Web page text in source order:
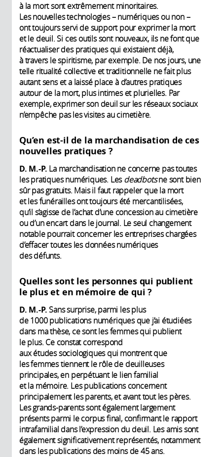
à la mort sont extrêmement minoritaires.
Les nouvelles technologies – numériques ou non –
ont toujours servi de support pour exprimer la mort
et le deuil. Si ces outils sont nouveaux, ils ne font que
réactualiser des pratiques qui existaient déjà,
à travers le spiritisme, par exemple. De nos jours, une
telle ritualité collective et traditionnelle ne fait plus
autant sens et a laissé place à d’autres pratiques
autour de la mort, plus intimes et plurielles. Par
exemple, exprimer son deuil sur les réseaux sociaux
n’empêche pas les visites au cimetière.
Qu’en est-il de la marchandisation de ces
nouvelles pratiques ?
D. M.-P. La marchandisation ne concerne pas toutes
les pratiques numériques. Lesdeadbotsne sont bien
sûr pas gratuits. Mais il faut rappeler que la mort
et les funérailles ont toujours été mercantilisées,
qu’il s’agisse de l’achat d’une concession au cimetière
ou d’un encart dans le journal. Le seul changement
notable pourrait concerner les entreprises chargées
d’effacer toutes les données numériques
des défunts.
Quelles sont les personnes qui publient
le plus et en mémoire de qui ?
D. M.-P.Sans surprise, parmi les plus
de 1000 publications numériques que j’ai étudiées
dans ma thèse, ce sont les femmes qui publient
le plus. Ce constat correspond
aux études sociologiques qui montrent que
les femmes tiennent le rôle de deuilleuses
principales, en perpétuant le lien familial
et la mémoire. Les publications concernent
principalement les parents, et avant tout les pères.
Les grands-parents sont également largement
présents parmi le corpus final, confirmant le rapport
intrafamilial dans l’expression du deuil. Les amis sont
également significativement représentés, notamment
dans les publications des moins de 45 ans.